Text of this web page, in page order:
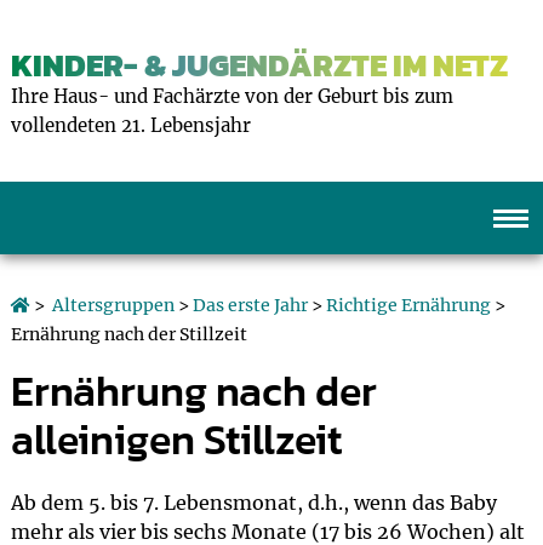
KINDER- & JUGENDÄRZTE IM NETZ
Ihre Haus- und Fachärzte von der Geburt bis zum
vollendeten 21. Lebensjahr
>Altersgruppen>Das erste Jahr>Richtige Ernährung>
Ernährung nach der Stillzeit
Ernährung nach der
alleinigen Stillzeit
Ab dem 5. bis 7. Lebensmonat, d.h., wenn das Baby
mehr als vier bis sechs Monate (17 bis 26 Wochen) alt